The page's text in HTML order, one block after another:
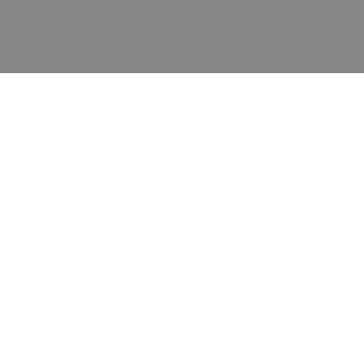
ubuntu-ports/ focal-security main restricted